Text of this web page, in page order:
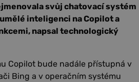
svůj chatovací systém
inteligenci na Copilot a
napsal technologický
Copilot bude nadále přístupná v
Bing a v operačním systému